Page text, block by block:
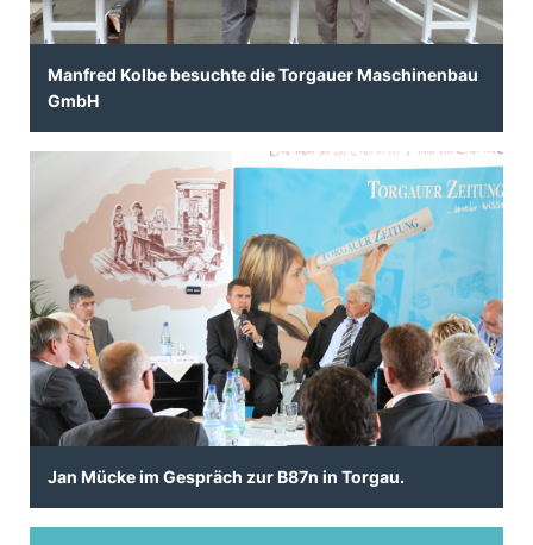
Manfred Kolbe besuchte die Torgauer Maschinenbau
GmbH
Jan Mücke im Gespräch zur B87n in Torgau.